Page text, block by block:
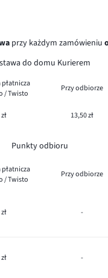
przy każdym zamówieniu
do domu Kurierem
płatnicza
/ Twisto
Przy odbiorze
13,50 zł
Punkty odbioru
płatnicza
/ Twisto
Przy odbiorze
-
-